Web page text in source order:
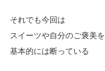
それでも今回は
スイーツや自分のご褒美を
基本的には断っている